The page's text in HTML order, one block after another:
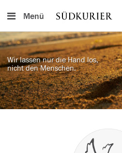
Menü
Wir lassen nur die Hand los,
nicht den Menschen.